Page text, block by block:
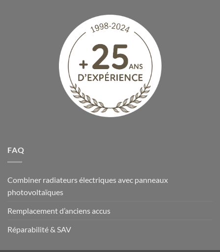
FAQ
Combiner radiateurs électriques avec panneaux
photovoltaïques
Remplacement d’anciens accus
Réparabilité & SAV